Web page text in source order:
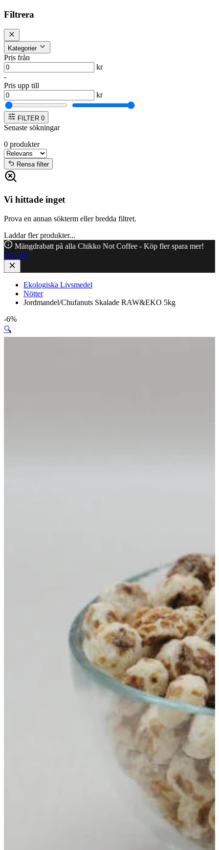
Filtrera
Kategorier
Pris från
kr
-
Pris upp till
kr
FILTER 0
Senaste sökningar
0 produkter
Rensa filter
Vi hittade inget
Prova en annan sökterm eller bredda filtret.
Laddar fler produkter...
Mängdrabatt på alla Chikko Not Coffee - Köp fler spara mer!
Läs mer
Ekologiska Livsmedel
Nötter
Jordmandel/Chufanuts Skalade RAW&EKO 5kg
-6%
🔍